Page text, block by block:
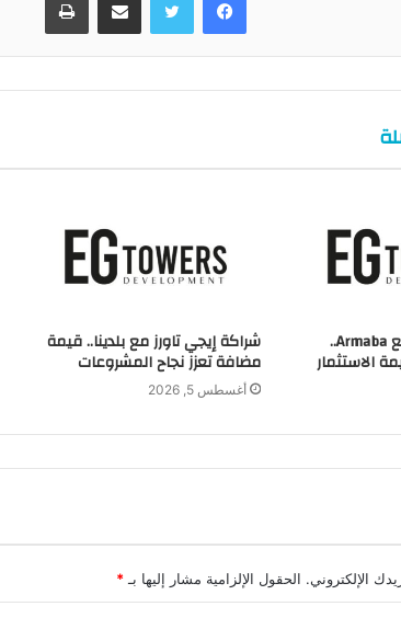
شراكة إيجي تاورز مع Armaba..
الاستثمار
شراكة إيجي تاورز مع بلدينا.. قيمة
مضافة تعزز نجاح المشروعات
أغسطس 5, 2026
الإلكتروني. الحقول الإلزامية مشار إليها بـ *